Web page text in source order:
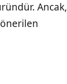
Ancak,
önerilen